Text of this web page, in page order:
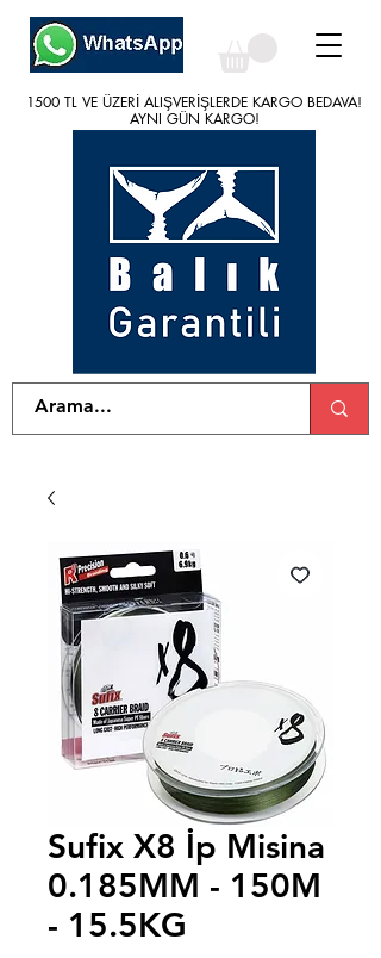
1500 TL VE ÜZERİ ALIŞVERİŞLERDE KARGO BEDAVA!
AYNI GÜN KARGO!
1500 TL VE ÜZERİ ALIŞVERİŞLERDE KARGO BEDAVA!
AYNI GÜN KARGO!
Sufix X8 İp Misina
0.185MM - 150M
- 15.5KG